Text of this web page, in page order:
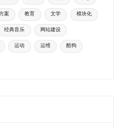
案 教育 文学 模块化
经典音乐 网站建设
运动 运维 酷狗